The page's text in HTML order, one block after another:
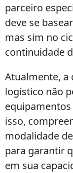
parceiro
deve se
mas sim no
continuidade
Atualmente, a
logístico não
isso,
modalidade
para garantir
em sua